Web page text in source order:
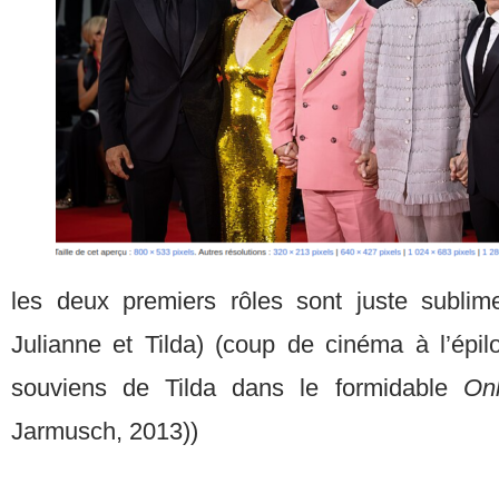
les deux premiers rôles sont juste
Julianne et Tilda) (coup de cinéma à
souviens de Tilda dans le formidable
Jarmusch, 2013))